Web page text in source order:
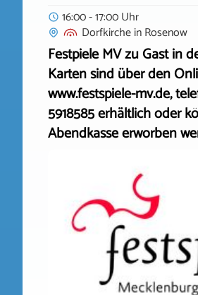
16:00 - 17:00 Uhr
DorfkircheinRosenow
Festpiele MV zu Gast in
Karten sind über den
www.festspiele-mv.de,
5918585 erhältlich oder
Abendkasse erworben